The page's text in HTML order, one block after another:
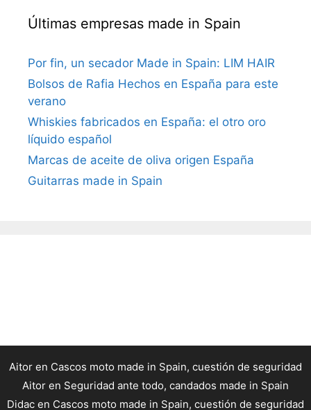
Últimas empresas made in Spain
Por fin, un secador Made in Spain: LIM HAIR
Bolsos de Rafia Hechos en España para este
verano
Whiskies fabricados en España: el otro oro
líquido español
Marcas de aceite de oliva origen España
Guitarras made in Spain
Aitor en Cascos moto made in Spain, cuestión de seguridad
Aitor en Seguridad ante todo, candados made in Spain
Didac en Cascos moto made in Spain, cuestión de seguridad